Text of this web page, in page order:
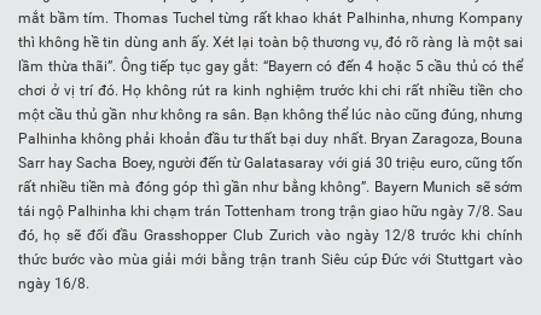
mắt bầm tím. Thomas Tuchel từng rất khao khát Palhinha, nhưng Kompany
thì không hề tin dùng anh ấy. Xét lại toàn bộ thương vụ, đó rõ ràng là một sai
lầm thừa thãi”. Ông tiếp tục gay gắt: “Bayern có đến 4 hoặc 5 cầu thủ có thể
chơi ở vị trí đó. Họ không rút ra kinh nghiệm trước khi chi rất nhiều tiền cho
một cầu thủ gần như không ra sân. Bạn không thể lúc nào cũng đúng, nhưng
Palhinha không phải khoản đầu tư thất bại duy nhất. Bryan Zaragoza, Bouna
Sarr hay Sacha Boey, người đến từ Galatasaray với giá 30 triệu euro, cũng tốn
rất nhiều tiền mà đóng góp thì gần như bằng không”. Bayern Munich sẽ sớm
tái ngộ Palhinha khi chạm trán Tottenham trong trận giao hữu ngày 7/8. Sau
đó, họ sẽ đối đầu Grasshopper Club Zurich vào ngày 12/8 trước khi chính
thức bước vào mùa giải mới bằng trận tranh Siêu cúp Đức với Stuttgart vào
ngày 16/8.